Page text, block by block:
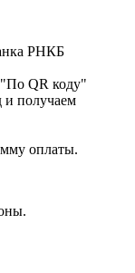
РНКБ
QR коду"
и получаем
оплаты.